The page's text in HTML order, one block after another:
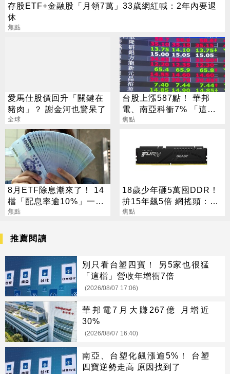
存股ETF+金融股「月領7萬」33歲網紅喊：2年內要退
休
焦點
愛馬仕股價回升「關鍵在
豬肉」？ 謝金河也驚呆了
全球
台股上漲587點！ 華邦
電、南亞科衝7% 「這檔
被動」一出關就漲停
焦點
8月ETF除息潮來了！ 14
檔「配息率逾10%」一次
看
焦點
18歲少年砸5萬囤DDR！
拚15年飆5倍 網搖頭：會
報廢
焦點
推薦閱讀
別只看台塑四寶！ 另5家也很猛
「這檔」營收年增衝7倍
(2026/08/07 17:06)
華邦電7月大賺267億 月增近
30%
(2026/08/07 16:40)
南亞、台塑化飆漲逾5%！ 台塑
四寶逆勢走高 原因找到了